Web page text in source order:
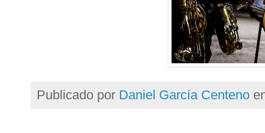
Publicado por Daniel García Centeno